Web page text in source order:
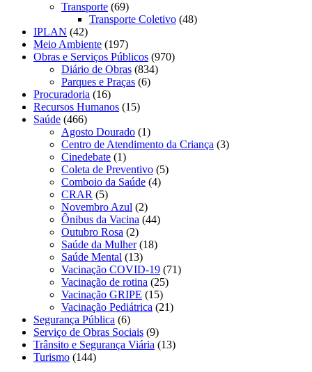
Transporte (69)
Transporte Coletivo (48)
IPLAN (42)
Meio Ambiente (197)
Obras e Serviços Públicos (970)
Diário de Obras (834)
Parques e Praças (6)
Procuradoria (16)
Recursos Humanos (15)
Saúde (466)
Agosto Dourado (1)
Centro de Atendimento da Criança (3)
Cinedebate (1)
Coleta de Preventivo (5)
Comboio da Saúde (4)
CRAR (5)
Novembro Azul (2)
Ônibus da Vacina (44)
Outubro Rosa (2)
Saúde da Mulher(18)
Saúde Mental (13)
Vacinação COVID-19 (71)
Vacinação de rotina (25)
Vacinação GRIPE (15)
Vacinação Pediátrica (21)
Segurança Pública (6)
Serviço de Obras Sociais (9)
Trânsito e Segurança Viária (13)
Turismo (144)